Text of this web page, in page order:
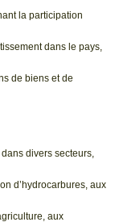
la participation
dans le pays,
de biens et de
divers secteurs,
d’hydrocarbures, aux
aux